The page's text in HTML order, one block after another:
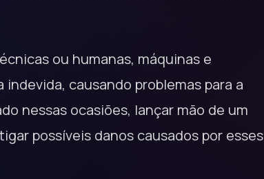
ou humanas, máquinas e
causando problemas para a
nessas ocasiões, lançar mão de um
possíveis danos causados por esses